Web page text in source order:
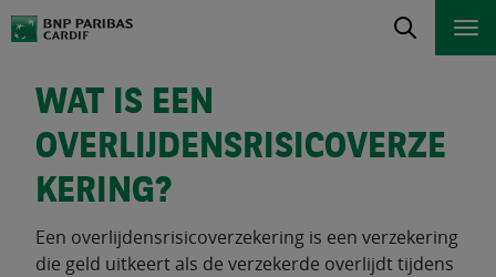
WAT IS EEN
OVERLIJDENSRISICOVERZE
KERING?
Een overlijdensrisicoverzekering is een verzekering
die geld uitkeert als de verzekerde overlijdt tijdens